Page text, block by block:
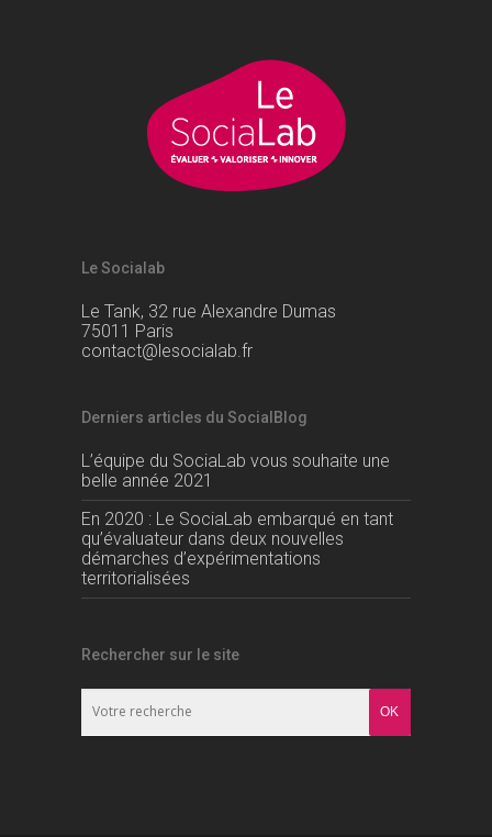
Le Socialab
Le Tank, 32 rue Alexandre Dumas
75011 Paris
contact@lesocialab.fr
Derniers articles du SocialBlog
L’équipe du SociaLab vous souhaite une
belle année 2021
En 2020 : Le SociaLab embarqué en tant
qu’évaluateur dans deux nouvelles
démarches d’expérimentations
territorialisées
Rechercher sur le site